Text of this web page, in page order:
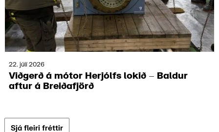
22. júlí 2026
Viðgerð á mótor Herjólfs lokið – Baldur
aftur á Breiða­fjörð
Sjá fleiri fréttir